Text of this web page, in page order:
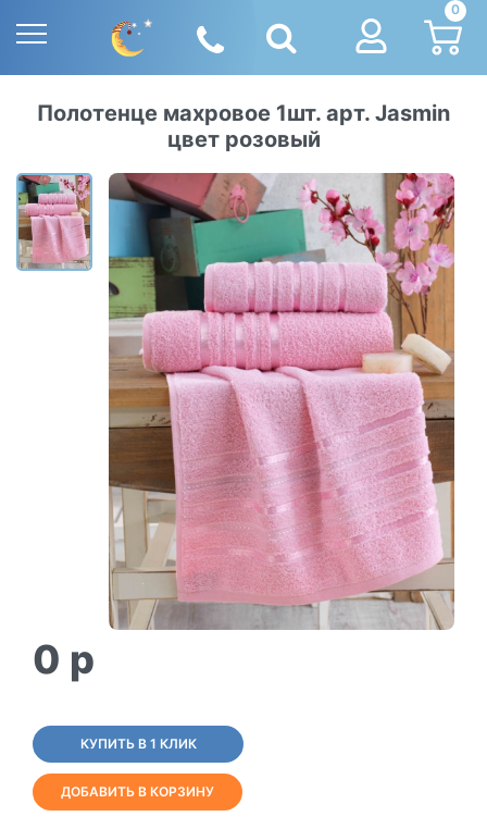
0
Полотенце махровое 1шт. арт. Jasmin
цвет розовый
0 p
КУПИТЬ В 1 КЛИК
ДОБАВИТЬ В КОРЗИНУ